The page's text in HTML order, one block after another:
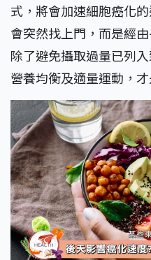
式，將會加速細胞癌化
會突然找上門，而是經
除了避免攝取過量已列
營養均衡及適量運動，